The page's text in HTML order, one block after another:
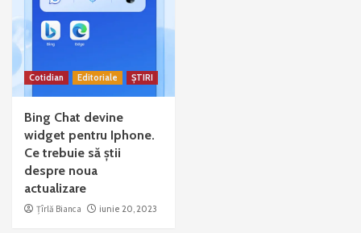
Cotidian Editoriale ȘTIRI
Bing Chat devine
widget pentru Iphone.
Ce trebuie să știi
despre noua
actualizare
Țîrlă Bianca iunie 20, 2023